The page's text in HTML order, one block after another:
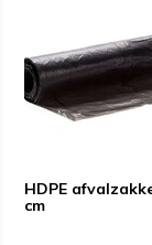
HDPE
cm